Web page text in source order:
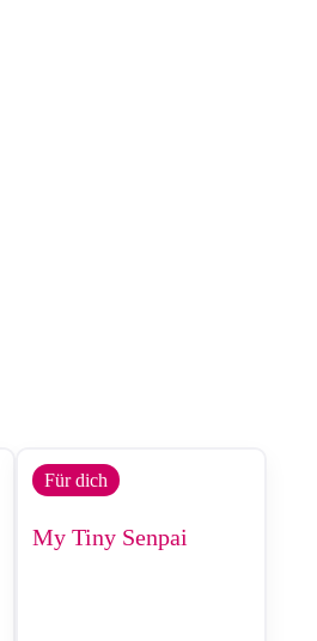
Für dich
My Tiny Senpai